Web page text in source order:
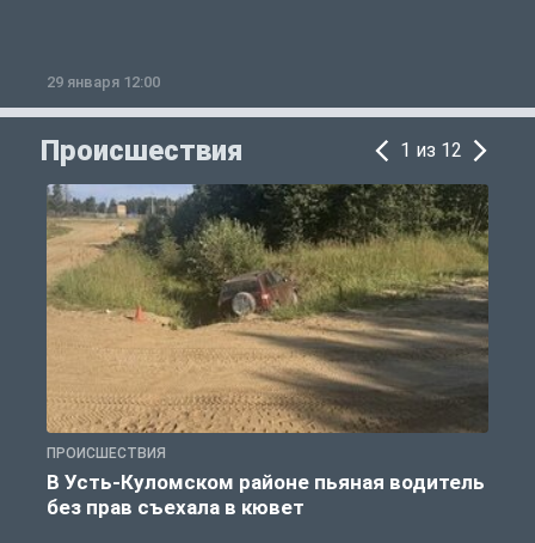
29 января 12:00
Происшествия 1 из 12
ПРОИСШЕСТВИЯ
В Усть-Куломском районе пьяная водитель
без прав съехала в кювет